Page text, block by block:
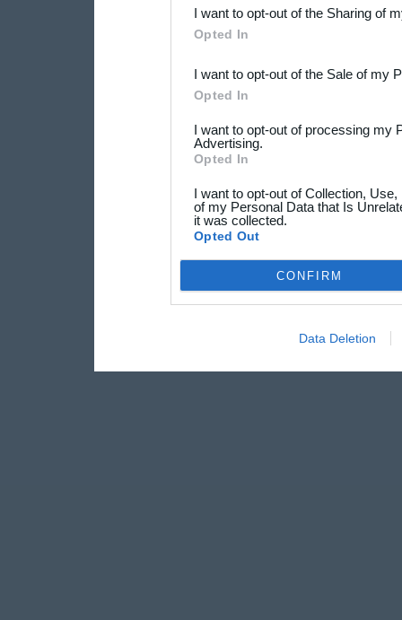
Downstream Participants
third parties.
I want to opt-out of the Sharing of
Opted In
I want to opt-out of the Sale of my
Opted In
I want to opt-out of processing my
Advertising.
Opted In
I want to opt-out of Collection,
of my Personal Data that Is
it was collected.
Opted Out
CONFIRM
Data Deletion